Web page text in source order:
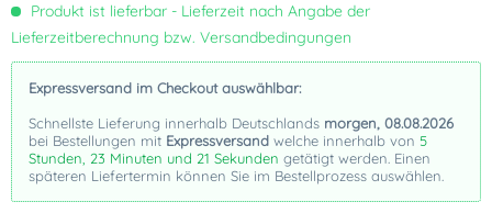
Produkt ist lieferbar - Lieferzeit nach Angabe der
Lieferzeitberechnung bzw. Versandbedingungen
Expressversand im Checkout auswählbar:
Schnellste Lieferung innerhalb Deutschlands morgen, 08.08.2026
bei Bestellungen mit Expressversand welche innerhalb von 5
Stunden, 23 Minuten und 20 Sekunden getätigt werden. Einen
späteren Liefertermin können Sie im Bestellprozess auswählen.